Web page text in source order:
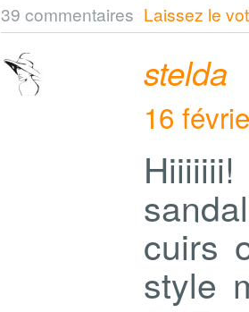
39 commentaires Laissez le
stelda
16
cuirs
style